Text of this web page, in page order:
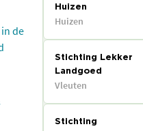
de
Huizen
Huizen
Stichting Lekker
Landgoed
Vleuten
Stichting